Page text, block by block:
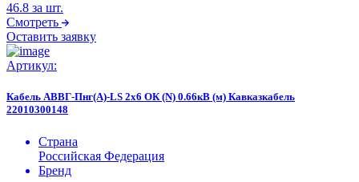
46.8 за шт.
Смотреть
Оставить заявку
Артикул:
Кабель АВВГ-Пнг(А)-LS 2х6 ОК (N) 0.66кВ (м) Кавказкабель
22010300148
Страна
Российская Федерация
Бренд